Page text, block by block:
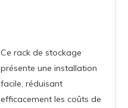
Ce rack de stockage
présente une installation
facile, réduisant
efficacement les coûts de